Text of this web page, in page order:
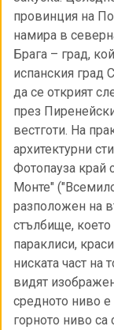
провинция на
намира в
Брага – град,
испанския град
да се открият
през
вестготи. На
архитектурни
Фотопауза
Монте"
разположен на
стълбище, което
параклиси,
ниската част на
видят
средното ниво е
горното ниво са